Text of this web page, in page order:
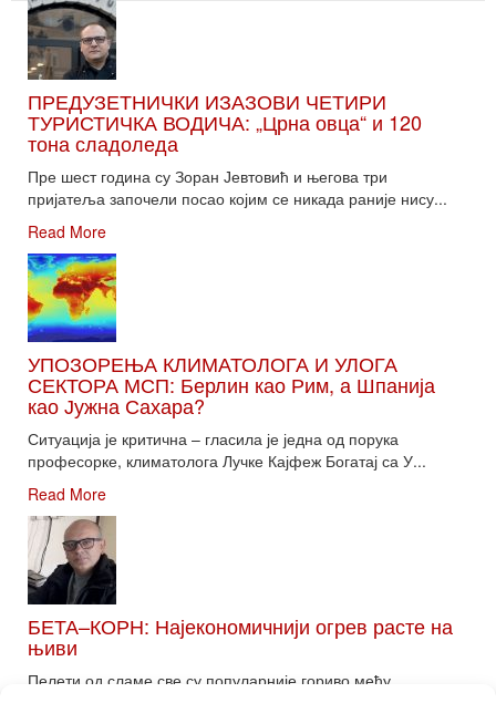
ПРЕДУЗЕТНИЧКИ ИЗАЗОВИ ЧЕТИРИ
ТУРИСТИЧКА ВОДИЧА: „Црна овца“ и 120
тона сладоледа
Пре шест година су Зоран Јевтовић и његова три
пријатеља започели посао којим се никада раније нису...
Read More
УПОЗОРЕЊА КЛИМАТОЛОГА И УЛОГА
СЕКТОРА МСП: Берлин као Рим, а Шпанија
као Јужна Сахара?
Ситуација је критична – гласила је једна од порука
професорке, климатолога Лучке Кајфеж Богатај са У...
Read More
БЕТА–КОРН: Најекономичнији огрев расте на
њиви
Пелети од сламе све су популарније гориво међу